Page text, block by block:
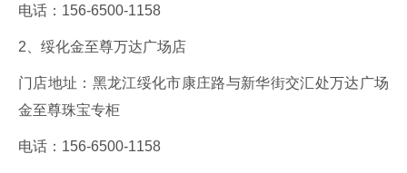
电话：156-6500-1158
2、绥化金至尊万达广场店
门店地址：黑龙江绥化市康庄路与新华街交汇处万达广场
金至尊珠宝专柜
电话：156-6500-1158